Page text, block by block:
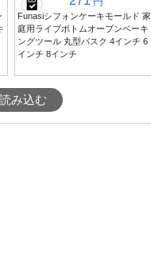
Funasiシフォンケーキモールド 家
庭用ライブボトムオーブンベーキ
ングツール 丸型バスク 4インチ 6
インチ 8インチ
み込む